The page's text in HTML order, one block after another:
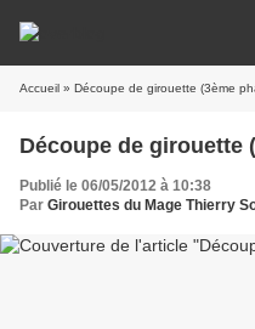
Accueil » Découpe de girouette (3ème
Découpe de girouette
Publié le 06/05/2012 à 10:38
Par Girouettes du Mage Thierry